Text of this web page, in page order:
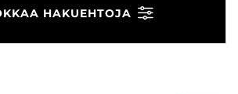
HAKUEHTOJA